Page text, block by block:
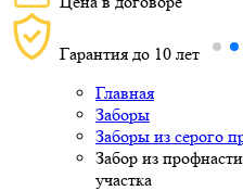
Гарантия до 10 лет
Главная
Заборы
Заборы из серого
Забор из
участка